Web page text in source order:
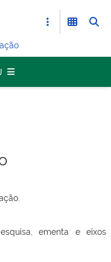
ementa e eixos